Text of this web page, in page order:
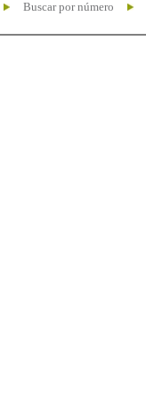
Buscar por número